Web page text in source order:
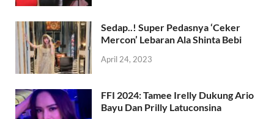
Sedap..! Super Pedasnya ‘Ceker
Mercon’ Lebaran Ala Shinta Bebi
April 24, 2023
FFI 2024: Tamee Irelly Dukung Ario
Bayu Dan Prilly Latuconsina